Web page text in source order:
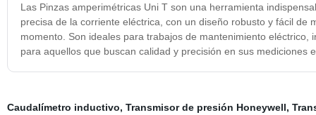
Las Pinzas amperimétricas Uni T son una herramienta
precisa de la corriente eléctrica, con un diseño robusto y fácil
momento. Son ideales para trabajos de mantenimiento
para aquellos que buscan calidad y precisión en sus mediciones
Caudalímetro inductivo, Transmisor de presión Honeywell,